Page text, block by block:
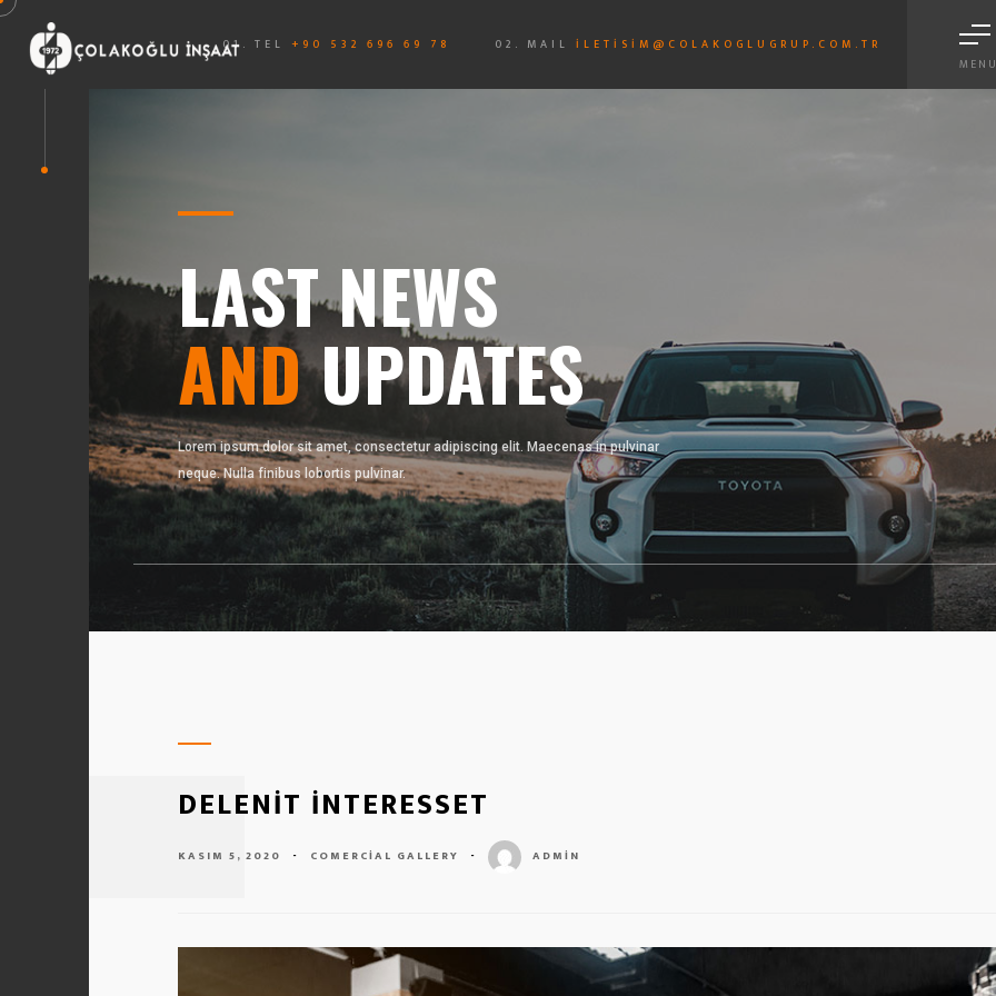
01. TEL +90 532 696 69 78 02. MAIL ILETISIM@COLAKOGLUGRUP.COM.TR
LAST NEWS
ANDUPDATES
Lorem ipsum dolor sit amet, consectetur adipiscing elit. Maecenas in pulvinar
neque. Nulla finibus lobortis pulvinar.
DELENIT INTERESSET
KASIM 5, 2020 - COMERCIAL GALLERY - ADMIN